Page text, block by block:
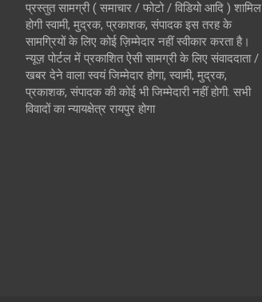
प्रस्तुत सामग्री ( समाचार / फोटो / विडियो आदि ) शामिल
होगी स्वामी, मुद्रक, प्रकाशक, संपादक इस तरह के
सामग्रियों के लिए कोई ज़िम्मेदार नहीं स्वीकार करता है।
न्यूज़ पोर्टल में प्रकाशित ऐसी सामग्री के लिए संवाददाता /
खबर देने वाला स्वयं जिम्मेदार होगा, स्वामी, मुद्रक,
प्रकाशक, संपादक की कोई भी जिम्मेदारी नहीं होगी. सभी
विवादों का न्यायक्षेत्र रायपुर होगा